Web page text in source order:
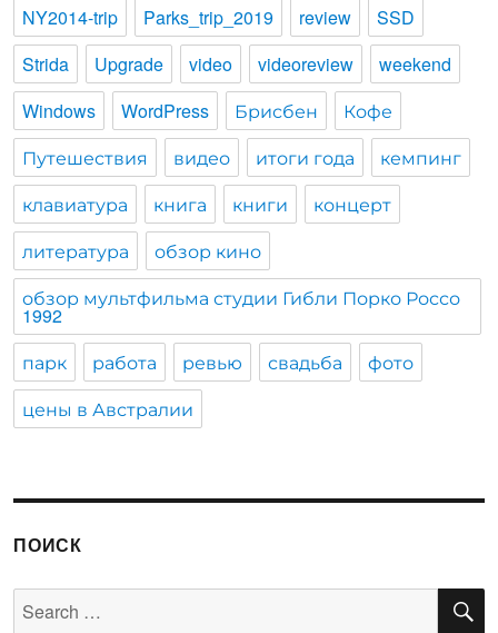
NY2014-trip
Parks_trip_2019 review
SSD
Strida
Upgrade video videoreview
weekend
Windows
WordPress Брисбен
Кофе
Путешествия
видео итоги года
кемпинг
клавиатура
книга книги
концерт
литература
обзор кино
обзор мультфильма студии Гибли Порко Россо
1992
парк
работа ревью свадьба
фото
цены в Австралии
ПОИСК
Search